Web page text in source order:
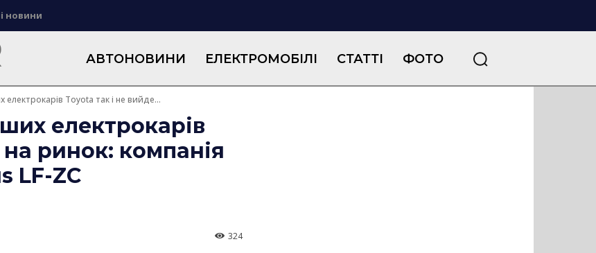
новини
АВТОНОВИНИ ЕЛЕКТРОМОБІЛІ СТАТТІ ФОТО
електрокарів Toyota так і не вийде...
електрокарів
ринок: компанія
LF-ZC
324